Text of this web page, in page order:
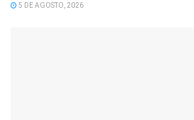
5 DE AGOSTO, 2026